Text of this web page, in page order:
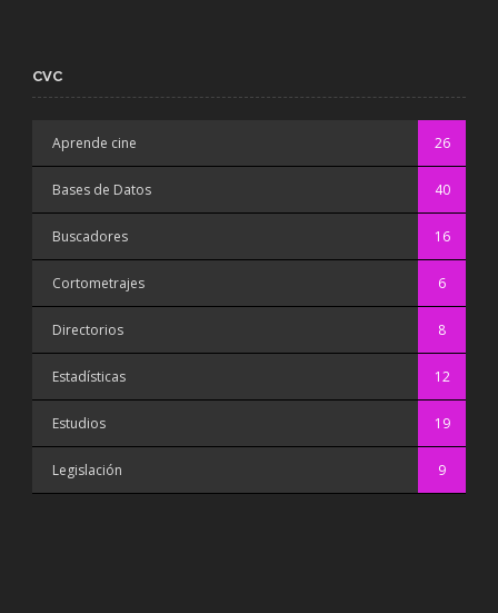
CVC
Aprende cine 26
Bases de Datos 40
Buscadores 16
Cortometrajes 6
Directorios 8
Estadísticas 12
Estudios 19
Legislación 9